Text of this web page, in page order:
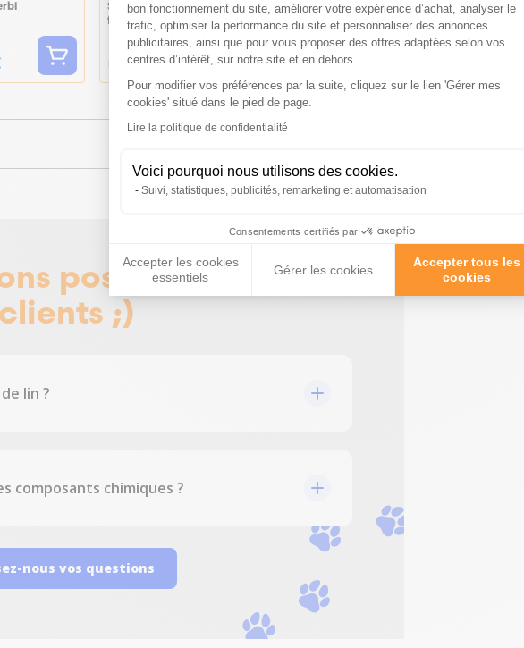
bon fonctionnement du site, améliorer votre expérience d’achat, analyser le
trafic, optimiser la performance du site et personnaliser des annonces
publicitaires, ainsi que pour vous proposer des offres adaptées selon vos
centres d’intérêt, sur notre site et en dehors.
Pour modifier vos préférences par la suite, cliquez sur le lien 'Gérer mes
cookies' situé dans le pied de page.
Lire la politique de confidentialité
Voici pourquoi nous utilisons des cookies.
Suivi, statistiques, publicités, remarketing et automatisation
Consentements certifiés par
Accepter les cookies
essentiels
Gérer les cookies
Accepter tous les
cookies
Axeptio consent
Sweeties poulet
fromage 14g - Zolux
Dès 0,50 €
chenil 1L - Saniterpen
21,90 €
posées par nos
clients ;)
lin ?
composants chimiques ?
nous vos questions